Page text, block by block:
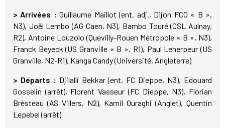
> Arrivées : Guillaume Maillot (ent. adj., Dijon FCO « B »,
N3), Joël Lembo (AG Caen, N3), Bambo Touré (CSL Aulnay,
R2), Antoine Louzolo (Quevilly-Rouen Métropole « B », N3),
Franck Beyeck (US Granville « B », R1), Paul Leherpeur (US
Granville, N2-R1), Kanga Candy (Université, Angleterre)
> Départs : Djilalli Bekkar (ent, FC Dieppe, N3), Edouard
Gosselin (arrêt), Florent Vasseur (FC Dieppe, N3), Florian
Brèsteau (AS Villers, N2), Kamil Ouraghi (Anglet), Quentin
Lepebel (arrêt)